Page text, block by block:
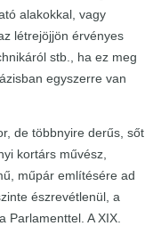
alakokkal, vagy
létrejöjjön érvényes
stb., ha ez meg
egyszerre van
de többnyire derűs, sőt
kortárs művész,
műpár említésére ad
észrevétlenül, a
A XIX.